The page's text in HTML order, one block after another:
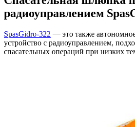
радиоуправлением
SpasGidro-322 — это также
устройство с радиоуправлением,
спасательных операций при низких